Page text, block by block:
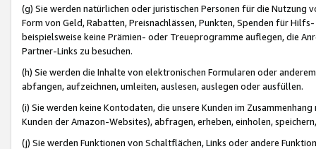
(g) Sie werden natürlichen oder juristischen Personen für die Nutzung
Form von Geld, Rabatten, Preisnachlässen, Punkten, Spenden für
beispielsweise keine Prämien- oder Treueprogramme auflegen, die
Partner-Links zu besuchen.
(h) Sie werden die Inhalte von elektronischen Formularen oder
abfangen, aufzeichnen, umleiten, auslesen, auslegen oder ausfüllen.
(i) Sie werden keine Kontodaten, die unsere Kunden im
Kunden der Amazon-Websites), abfragen, erheben, einholen,
(j) Sie werden Funktionen von Schaltflächen, Links oder andere